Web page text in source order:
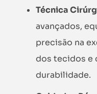
Técnica
avançados,
precisão na
dos tecidos e
durabilidade.